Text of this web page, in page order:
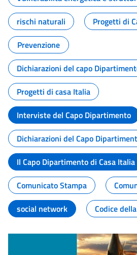
rischi naturali
Progetti di
Prevenzione
Dichiarazioni del capo
Progetti di casa Italia
Interviste del Capo Dipartimento
Dichiarazioni del Capo
Il Capo Dipartimento di Casa Italia
Comunicato Stampa
social network
Codice